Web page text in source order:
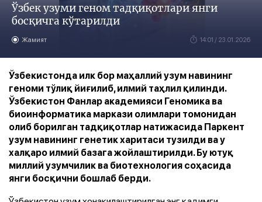
Ўзбек узуми геном тадқиқотлари янги
босқичга кўтарилди
Жамият 14:01 / 23.01.2026
Ўзбекистонда илк бор маҳаллий узум навининг
геноми тўлиқ йиғилиб, илмий таҳлил қилинди.
Ўзбекистон Фанлар академияси Геномика ва
биоинформатика маркази олимлари томонидан
олиб борилган тадқиқотлар натижасида Паркент
узум навининг генетик харитаси тузилди ва у
халқаро илмий базага жойлаштирилди. Бу ютуқ
миллий узумчилик ва биотехнология соҳасида
янги босқични бошлаб берди.